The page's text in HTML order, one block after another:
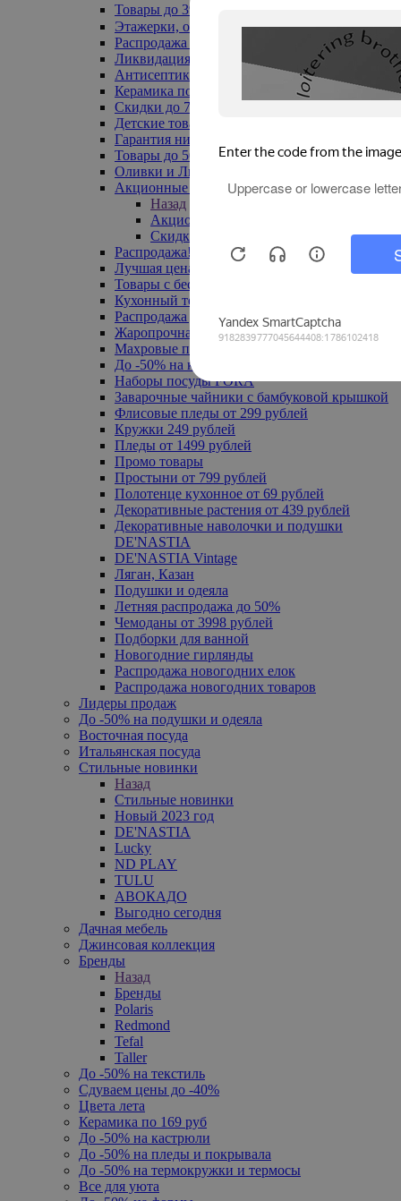
Товары до 399₽
Этажерки, обувницы
Распродажа текстиля до -50%
Ликвидация до -70%
Антисептики
Керамика по 129 руб
Скидки до 70%
Детские товары
Гарантия низкой цены
Товары до 500 руб
Оливки и Лимоны
Акционные товары
Назад
Акционные товары
Скидка 20% по промокоду
Распродажа! Ульяновск до -70%
Лучшая цена
Товары с бесплатной доставкой
Кухонный текстиль
Распродажа до -50%
Жаропрочная посуда
Махровые полотенца
До -50% на ковры
Наборы посуды FORA
Заварочные чайники с бамбуковой крышкой
Флисовые пледы от 299 рублей
Кружки 249 рублей
Пледы от 1499 рублей
Промо товары
Простыни от 799 рублей
Полотенце кухонное от 69 рублей
Декоративные растения от 439 рублей
Декоративные наволочки и подушки
DE'NASTIA
DE'NASTIA Vintage
Ляган, Казан
Подушки и одеяла
Летняя распродажа до 50%
Чемоданы от 3998 рублей
Подборки для ванной
Новогодние гирлянды
Распродажа новогодних елок
Распродажа новогодних товаров
Лидеры продаж
До -50% на подушки и одеяла
Восточная посуда
Итальянская посуда
Стильные новинки
Назад
Стильные новинки
Новый 2023 год
DE'NASTIA
Lucky
ND PLAY
TULU
АВОКАДО
Выгодно сегодня
Дачная мебель
Джинсовая коллекция
Бренды
Назад
Бренды
Polaris
Redmond
Tefal
Taller
До -50% на текстиль
Сдуваем цены до -40%
Цвета лета
Керамика по 169 руб
До -50% на кастрюли
До -50% на пледы и покрывала
До -50% на термокружки и термосы
Все для уюта